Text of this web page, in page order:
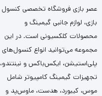
عصر بازی فروشگاه تخصصی کنسول
بازی، لوازم جانبی گیمینگ و
محصولات کلکسیونی است. در این
مجموعه می‌توانید انواع کنسول‌های
پلی‌استیشن، ایکس‌باکس و نینتندو،
تجهیزات گیمینگ کامپیوتر شامل
موس، کیبورد، هدست، ماوس‌پد و